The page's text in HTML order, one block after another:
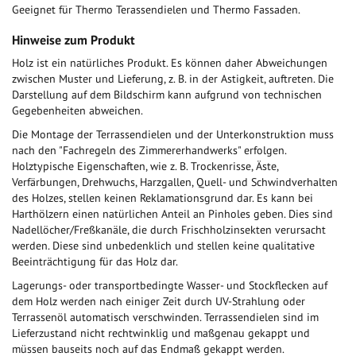
Geeignet für Thermo Terassendielen und Thermo Fassaden.
Hinweise zum Produkt
Holz ist ein natürliches Produkt. Es können daher Abweichungen
zwischen Muster und Lieferung, z. B. in der Astigkeit, auftreten. Die
Darstellung auf dem Bildschirm kann aufgrund von technischen
Gegebenheiten abweichen.
Die Montage der Terrassendielen und der Unterkonstruktion muss
nach den "Fachregeln des Zimmererhandwerks" erfolgen.
Holztypische Eigenschaften, wie z. B. Trockenrisse, Äste,
Verfärbungen, Drehwuchs, Harzgallen, Quell- und Schwindverhalten
des Holzes, stellen keinen Reklamationsgrund dar. Es kann bei
Harthölzern einen natürlichen Anteil an Pinholes geben. Dies sind
Nadellöcher/Freßkanäle, die durch Frischholzinsekten verursacht
werden. Diese sind unbedenklich und stellen keine qualitative
Beeinträchtigung für das Holz dar.
Lagerungs- oder transportbedingte Wasser- und Stockflecken auf
dem Holz werden nach einiger Zeit durch UV-Strahlung oder
Terrassenöl automatisch verschwinden. Terrassendielen sind im
Lieferzustand nicht rechtwinklig und maßgenau gekappt und
müssen bauseits noch auf das Endmaß gekappt werden.